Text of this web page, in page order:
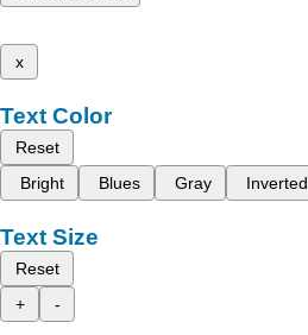
x
Text Color
Reset
Bright
Blues Gray Inverted
Text Size
Reset
+
-